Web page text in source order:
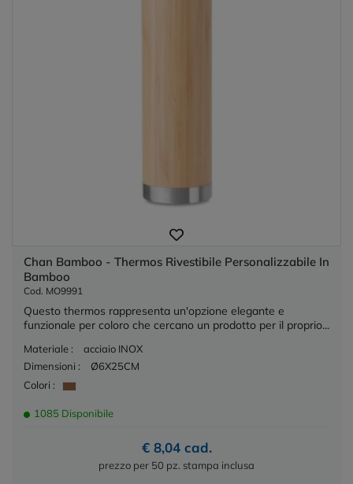
Chan Bamboo - Thermos Rivestibile Personalizzabile In
Bamboo
Cod. MO9991
Questo thermos rappresenta un'opzione elegante e
funzionale per coloro che cercano un prodotto per il proprio...
Materiale :
acciaio INOX
Dimensioni :
Ø6X25CM
Colori :
1085 Disponibile
€ 8,04 cad.
prezzo per 50 pz. stampa inclusa